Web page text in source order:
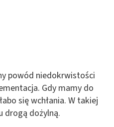
powód niedokrwistości
Gdy mamy do
się wchłania. W takiej
drogą dożylną.